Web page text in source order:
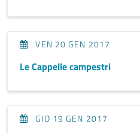
VEN 20 GEN 2017
Le Cappelle campestri
GIO 19 GEN 2017